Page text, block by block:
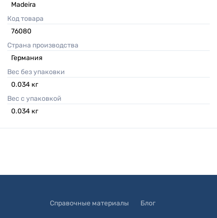
Madeira
Код товара
76080
Страна производства
Германия
Вес без упаковки
0.034 кг
Вес с упаковкой
0.034 кг
Справочные материалы Блог